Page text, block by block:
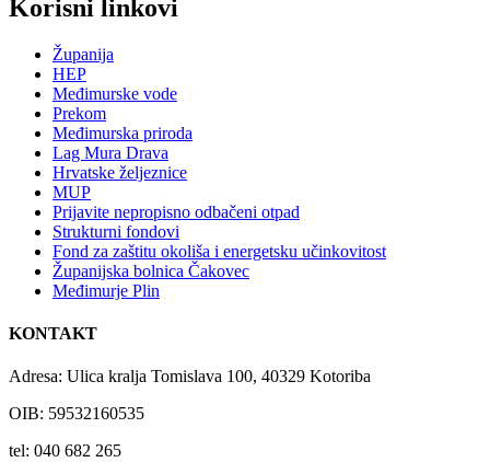
Korisni linkovi
Županija
HEP
Međimurske vode
Prekom
Međimurska priroda
Lag Mura Drava
Hrvatske željeznice
MUP
Prijavite nepropisno odbačeni otpad
Strukturni fondovi
Fond za zaštitu okoliša i energetsku učinkovitost
Županijska bolnica Čakovec
Međimurje Plin
KONTAKT
Adresa: Ulica kralja Tomislava 100, 40329 Kotoriba
OIB: 59532160535
tel: 040 682 265